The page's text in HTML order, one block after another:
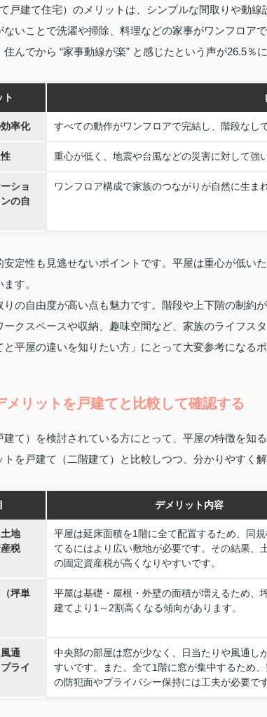
戸建て住宅）のメリットは、シンプルな間取りや動線
ないことで洗濯や掃除、料理などの家事がワンフロア
住んでから “家事動線が楽” と感じたという声が26.5％
ト
率化 すべての動作がワンフロアで完結し、階段なし
重心が低く、地震や台風などの災害に対して強
ショ
の自
ワンフロア構成で家族のつながりが自然に生ま
安定性も見逃せないポイントです。平屋は重心が低い
す。
りの自由度が高い点も魅力です。階段や上下階の制約
ークスペースや収納、趣味空間など、家族のライフス
と平屋の違いを知りたい方」にとって大変参考になるポ
メリットを戸建てと比較して確認する
建て）を検討されている方にとって、平屋の特徴を知
トを戸建て（二階建て）と比較しつつ、分かりやすく解
デメリット内容
地
税
平屋は延床面積を1階に全て配置するため、同
てるにはより広い敷地が必要です。その結果、
の固定資産税が高くなりやすいです。
坪単
平屋は基礎・屋根・外壁の面積が増えるため、
建てより1～2割高くなる傾向があります。
通
ライ
中央部の部屋は窓が少なく、日当たりや風通し
すいです。また、全て1階に窓が集中するため
の防犯面やプライバシー保持には工夫が必要です